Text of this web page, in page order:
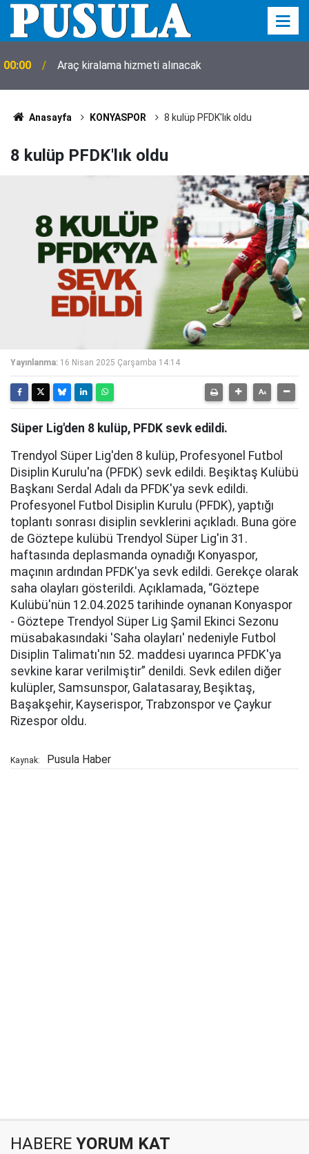
00:00 Araç kiralama hizmeti alınacak
Anasayfa KONYASPOR 8 kulüp PFDK'lık oldu
8 kulüp PFDK'lık oldu
Yayınlanma: 16 Nisan 2025 Çarşamba 14:14
Süper Lig'den 8 kulüp, PFDK sevk edildi.
Trendyol Süper Lig'den 8 kulüp, Profesyonel Futbol
Disiplin Kurulu'na (PFDK) sevk edildi. Beşiktaş Kulübü
Başkanı Serdal Adalı da PFDK'ya sevk edildi.
Profesyonel Futbol Disiplin Kurulu (PFDK), yaptığı
toplantı sonrası disiplin sevklerini açıkladı. Buna göre
de Göztepe kulübü Trendyol Süper Lig'in 31.
haftasında deplasmanda oynadığı Konyaspor,
maçının ardından PFDK'ya sevk edildi. Gerekçe olarak
saha olayları gösterildi. Açıklamada, “Göztepe
Kulübü'nün 12.04.2025 tarihinde oynanan Konyaspor
- Göztepe Trendyol Süper Lig Şamil Ekinci Sezonu
müsabakasındaki 'Saha olayları' nedeniyle Futbol
Disiplin Talimatı'nın 52. maddesi uyarınca PFDK'ya
sevkine karar verilmiştir” denildi. Sevk edilen diğer
kulüpler, Samsunspor, Galatasaray, Beşiktaş,
Başakşehir, Kayserispor, Trabzonspor ve Çaykur
Rizespor oldu.
Kaynak: Pusula Haber
HABERE YORUM KAT